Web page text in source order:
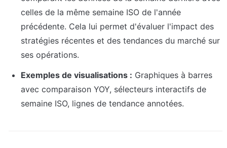
celles de la même semaine ISO de l'année
précédente. Cela lui permet d'évaluer l'impact des
stratégies récentes et des tendances du marché sur
ses opérations.
Exemples de visualisations : Graphiques à barres
avec comparaison YOY, sélecteurs interactifs de
semaine ISO, lignes de tendance annotées.